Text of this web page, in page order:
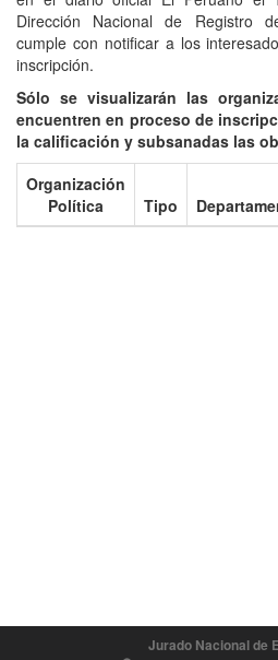
Dirección Nacional de Registro
cumple con notificar a los
inscripción.
Sólo se visualizarán las
encuentren en proceso de
la calificación y subsanadas las
Organización
Política
Tipo
Jurado Nacional de